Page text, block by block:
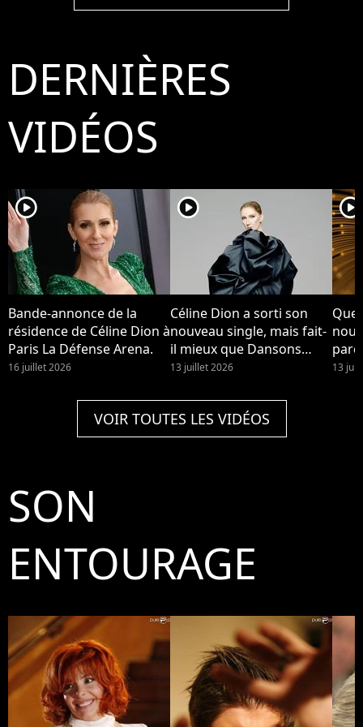
DERNIÈRES
VIDÉOS
player2
Bande-annonce de la
résidence de Céline Dion à
Paris La Défense Arena.
16 juillet 2026
player2
Céline Dion a sorti son
nouveau single, mais fait-
il mieux que Dansons
dans les classements ?
13 juillet 2026
player2
13
VOIR TOUTES LES VIDÉOS
SON
ENTOURAGE